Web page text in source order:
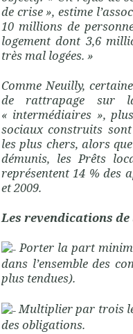
de crise », estime
10 millions de
logement dont 3,6
très mal logées. »
Comme Neuilly,
de rattrapage sur
« intermédiaires »,
sociaux construits
les plus chers, alors
démunis, les Prêts
représentent 14 % des
et 2009.
Les revendications
Porter la part
dans l’ensemble des
plus tendues).
Multiplier par trois
des obligations.